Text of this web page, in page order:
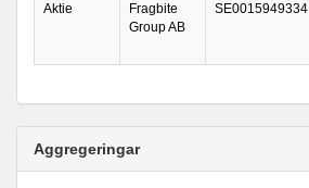
Aktie
Fragbite
Group AB
SE0015949334
Aggregeringar